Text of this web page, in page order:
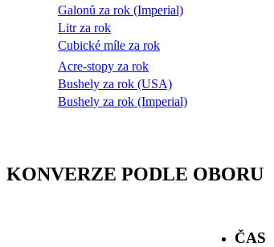
Galonů za rok (Imperial)
Litr za rok
Cubické míle za rok
Acre-stopy za rok
Bushely za rok (USA)
Bushely za rok (Imperial)
KONVERZE PODLE OBORU
ČAS